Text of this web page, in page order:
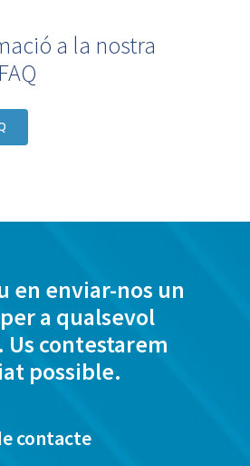
a la nostra
en enviar-nos un
a qualsevol
contestarem
possible.
contacte